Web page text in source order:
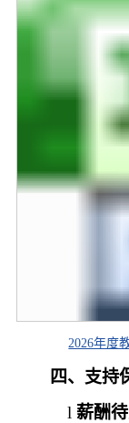
2026年度
四、 支持
l 薪酬